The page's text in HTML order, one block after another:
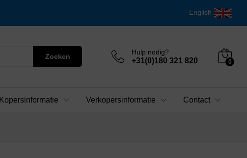
English
Zoeken
Hulp nodig?
+31(0)180 321 820 0
Kopersinformatie Verkopersinformatie Contact